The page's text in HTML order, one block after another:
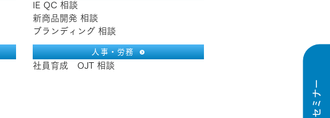
セミナー
IE QC 相談
新商品開発 相談
ブランディング 相談
人事・労務
社員育成　OJT 相談